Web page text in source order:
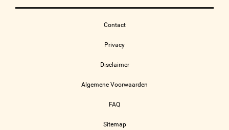
Contact
Privacy
Disclaimer
Algemene Voorwaarden
FAQ
Sitemap